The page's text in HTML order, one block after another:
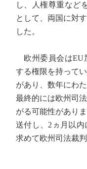
し、人権尊重など
として、両国に対
した。
欧州委員会はEU
する権限を持って
があり、数年にわ
最終的には欧州司
がる可能性があり
送付し、2ヵ月以
求めて欧州司法裁